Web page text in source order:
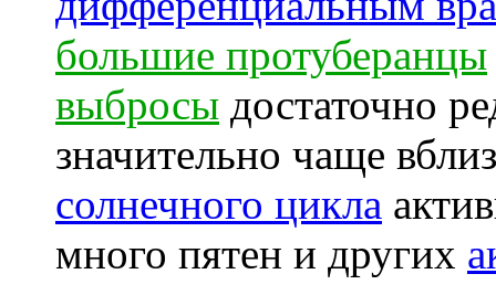
большие протуберанцы
выбросы достаточно
значительно чаще
солнечного цикла
много пятен и других